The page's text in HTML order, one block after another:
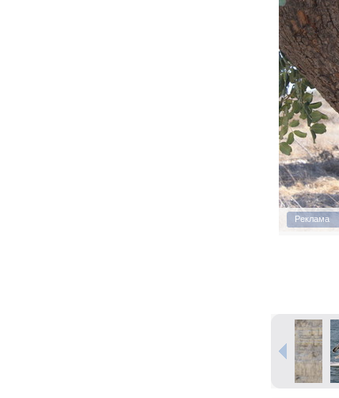
Реклама